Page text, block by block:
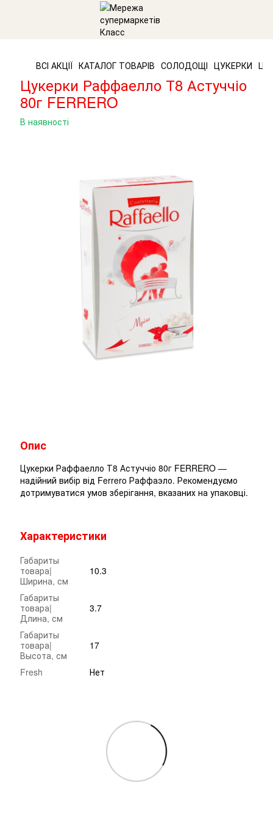
ВСІ АКЦІЇ КАТАЛОГ ТОВАРІВ СОЛОДОЩІ ЦУКЕРКИ
Цукерки Раффаелло Т8 Астуччіо
80г FERRERO
В наявності
Опис
Цукерки Раффаелло Т8 Астуччіо 80г FERRERO —
надійний вибір від Ferrero Раффаэло. Рекомендуємо
дотримуватися умов зберігання, вказаних на упаковці.
Характеристики
Габариты
товара|
Ширина, см
10.3
Габариты
товара|
Длина, см
3.7
Габариты
товара|
Высота, см
17
Fresh Нет